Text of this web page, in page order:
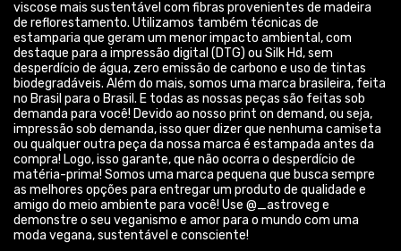
Acompanhe-nos: